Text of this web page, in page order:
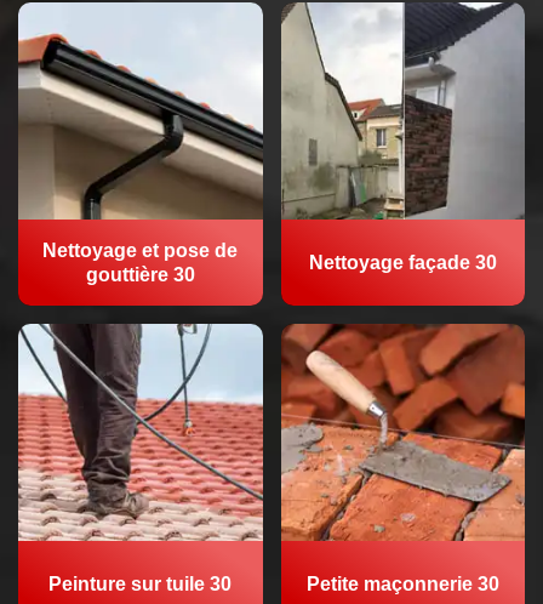
Nettoyage et pose de
gouttière 30
Nettoyage façade 30
Peinture sur tuile 30 Petite maçonnerie 30